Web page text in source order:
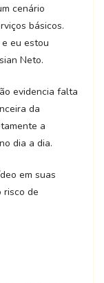
cenário
básicos.
eu estou
Neto.
evidencia falta
da
a
dia a dia.
em suas
risco de